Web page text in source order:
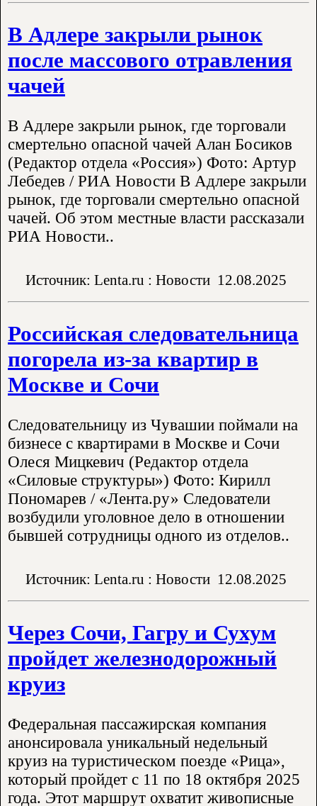
В Адлере закрыли рынок
после массового отравления
чачей
В Адлере закрыли рынок, где торговали
смертельно опасной чачей Алан Босиков
(Редактор отдела «Россия») Фото: Артур
Лебедев / РИА Новости В Адлере закрыли
рынок, где торговали смертельно опасной
чачей. Об этом местные власти рассказали
РИА Новости..
Источник: Lenta.ru : Новости 12.08.2025
Российская следовательница
погорела из-за квартир в
Москве и Сочи
Следовательницу из Чувашии поймали на
бизнесе с квартирами в Москве и Сочи
Олеся Мицкевич (Редактор отдела
«Силовые структуры») Фото: Кирилл
Пономарев / «Лента.ру» Следователи
возбудили уголовное дело в отношении
бывшей сотрудницы одного из отделов..
Источник: Lenta.ru : Новости 12.08.2025
Через Сочи, Гагру и Сухум
пройдет железнодорожный
круиз
Федеральная пассажирская компания
анонсировала уникальный недельный
круиз на туристическом поезде «Рица»,
который пройдет с 11 по 18 октября 2025
года. Этот маршрут охватит живописные